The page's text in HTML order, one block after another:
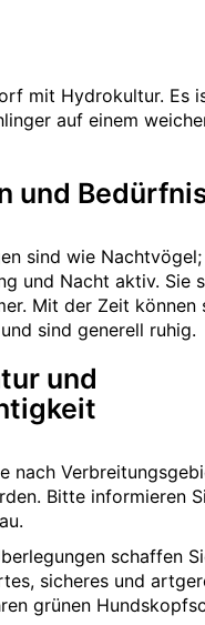
mit Hydrokultur. Es
auf einem
und
sind wie
und Nacht aktiv. Sie
Mit der Zeit können
sind generell ruhig.
und
nach
Bitte informieren
schaffen
sicheres und
grünen